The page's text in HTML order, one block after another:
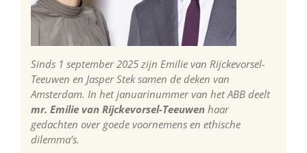
Sinds 1 september 2025 zijn Emilie van Rijckevorsel-
Teeuwen en Jasper Stek samen de deken van
Amsterdam. In het januarinummer van het ABB deelt
mr. Emilie van Rijckevorsel-Teeuwen haar
gedachten over goede voornemens en ethische
dilemma’s.